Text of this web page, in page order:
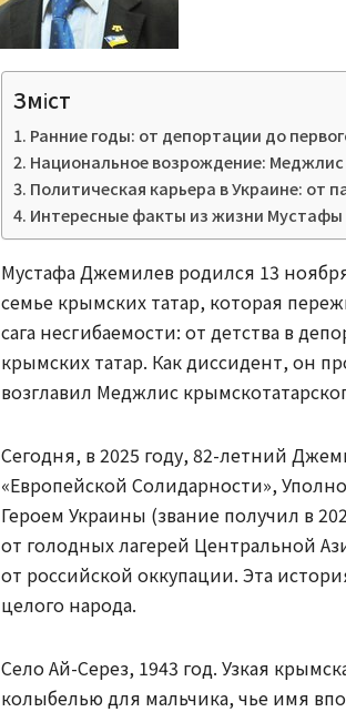
Зміст
Ранние годы: от депортации до
Национальное возрождение:
Политическая карьера в Украине: от
Интересные факты из жизни
Мустафа Джемилев родился 13
семье крымских татар, которая
сага несгибаемости: от детства в
крымских татар. Как диссидент, он
возглавил Меджлис
Сегодня, в 2025 году, 82-летний
«Европейской Солидарности»,
Героем Украины (звание получил в
от голодных лагерей Центральной
от российской оккупации. Эта
целого народа.
Село Ай-Серез, 1943 год. Узкая
колыбелью для мальчика, чье имя